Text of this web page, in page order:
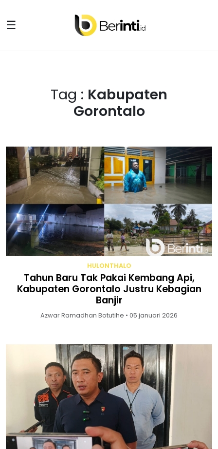
☰
Tag : Kabupaten
Gorontalo
HULONTHALO
Tahun Baru Tak Pakai Kembang Api,
Kabupaten Gorontalo Justru Kebagian
Banjir
Azwar Ramadhan Botutihe • 05 januari 2026